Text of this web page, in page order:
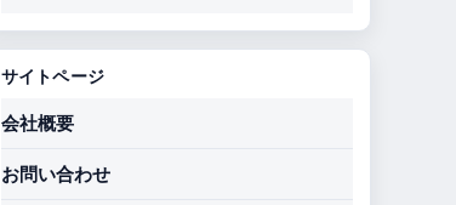
サイトページ
会社概要
お問い合わせ